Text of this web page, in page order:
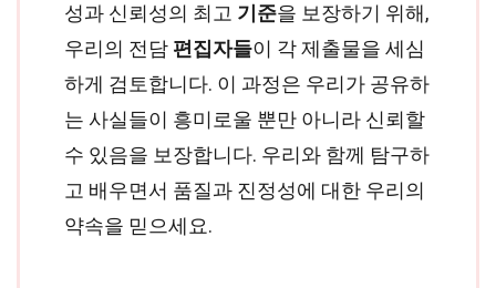
성과 신뢰성의 최고 기준을 보장하기 위해,
우리의 전담 편집자들이 각 제출물을 세심
하게 검토합니다. 이 과정은 우리가 공유하
는 사실들이 흥미로울 뿐만 아니라 신뢰할
수 있음을 보장합니다. 우리와 함께 탐구하
고 배우면서 품질과 진정성에 대한 우리의
약속을 믿으세요.